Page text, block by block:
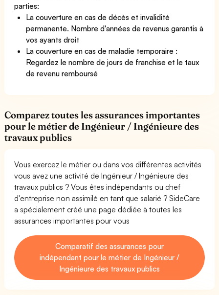
parties:
La couverture en cas de décès et invalidité
permanente. Nombre d'années de revenus garantis à
vos ayants droit
La couverture en cas de maladie temporaire :
Regardez le nombre de jours de franchise et le taux
de revenu remboursé
Comparez toutes les assurances importantes
pour le métier de Ingénieur / Ingénieure des
travaux publics
Vous exercez le métier ou dans vos différentes activités
vous avez une activité de Ingénieur / Ingénieure des
travaux publics ? Vous êtes indépendants ou chef
d'entreprise non assimilé en tant que salarié ? SideCare
a spécialement créé une page dédiée à toutes les
assurances importantes pour vous
Comparatif des assurances pour
indépendant pour le métier de Ingénieur /
Ingénieure des travaux publics